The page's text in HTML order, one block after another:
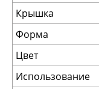
Крышка
Форма
Цвет
Использование